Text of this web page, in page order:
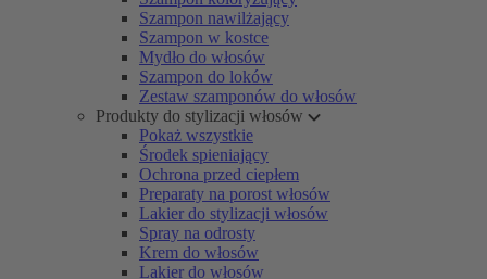
Szampon nawilżający
Szampon w kostce
Mydło do włosów
Szampon do loków
Zestaw szamponów do włosów
Produkty do stylizacji włosów
Pokaż wszystkie
Środek spieniający
Ochrona przed ciepłem
Preparaty na porost włosów
Lakier do stylizacji włosów
Spray na odrosty
Krem do włosów
Lakier do włosów